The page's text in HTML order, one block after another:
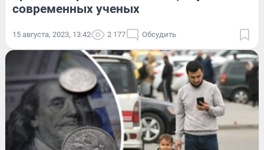
современных ученых
15 августа, 2023, 13:42 2 177 Обсудить